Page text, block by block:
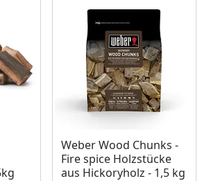
Weber Wood Chunks -
Fire spice Holzstücke
aus Hickoryholz - 1,5 kg